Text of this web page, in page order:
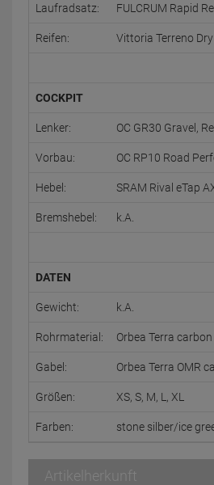
Laufradsatz: FULCRUM Rapid
Reifen: Vittoria Terreno Dry
COCKPIT
Lenker: OC GR30 Gravel,
Vorbau: OC RP10 Road
Hebel: SRAM Rival eTap
Bremshebel: k.A.
DATEN
Gewicht: k.A.
Rohrmaterial: Orbea Terra
Gabel: Orbea Terra OMR
Größen: XS, S, M, L, XL
Farben: stone silber/ice
Artikelherkunft